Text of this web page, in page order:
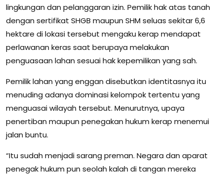
lingkungan dan pelanggaran izin. Pemilik hak atas tanah
dengan sertifikat SHGB maupun SHM seluas sekitar 6,6
hektare di lokasi tersebut mengaku kerap mendapat
perlawanan keras saat berupaya melakukan
penguasaan lahan sesuai hak kepemilikan yang sah.
Pemilik lahan yang enggan disebutkan identitasnya itu
menuding adanya dominasi kelompok tertentu yang
menguasai wilayah tersebut. Menurutnya, upaya
penertiban maupun penegakan hukum kerap menemui
jalan buntu.
“Itu sudah menjadi sarang preman. Negara dan aparat
penegak hukum pun seolah kalah di tangan mereka